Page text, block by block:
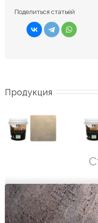
Поделиться статьей
Продукция